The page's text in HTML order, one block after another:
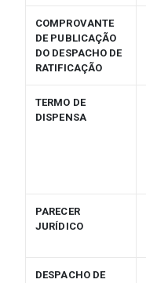
COMPROVANTE
DE PUBLICAÇÃO
DO DESPACHO DE
RATIFICAÇÃO
TERMO DE
DISPENSA
PARECER
JURÍDICO
DESPACHO DE